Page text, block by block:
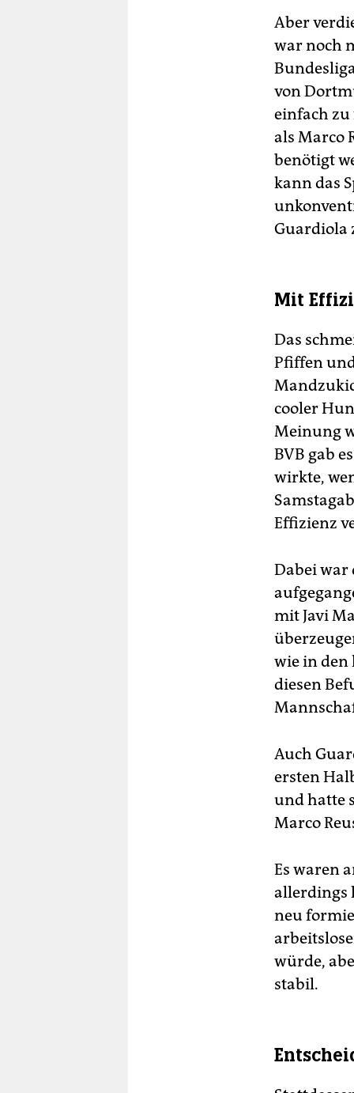
Aber
war noch
von
einfach zu
als Marco
benötigt
kann das
Guardiola
Mit
Das
Pfiffen
cooler
Meinung
BVB gab
wirkte,
Effizienz
Dabei war
mit Javi
wie in den
diesen
Auch
ersten
und hatte
Marco
Es waren
allerdings
neu
würde,
stabil.